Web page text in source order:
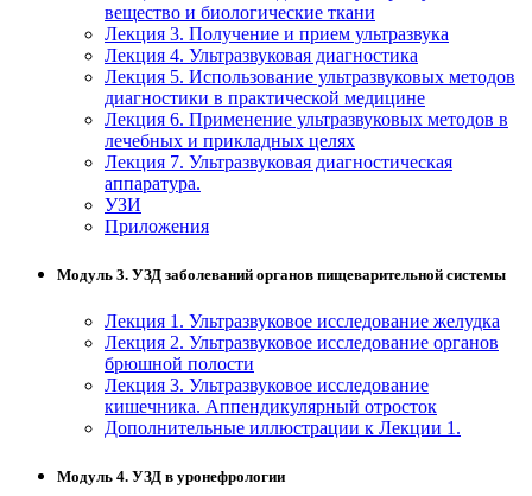
вещество и биологические ткани
Лекция 3. Получение и прием ультразвука
Лекция 4. Ультразвуковая диагностика
Лекция 5. Использование ультразвуковых методов
диагностики в практической медицине
Лекция 6. Применение ультразвуковых методов в
лечебных и прикладных целях
Лекция 7. Ультразвуковая диагностическая
аппаратура.
УЗИ
Приложения
Модуль 3. УЗД заболеваний органов пищеварительной системы
Лекция 1. Ультразвуковое исследование желудка
Лекция 2. Ультразвуковое исследование органов
брюшной полости
Лекция 3. Ультразвуковое исследование
кишечника. Аппендикулярный отросток
Дополнительные иллюстрации к Лекции 1.
Модуль 4. УЗД в уронефрологии